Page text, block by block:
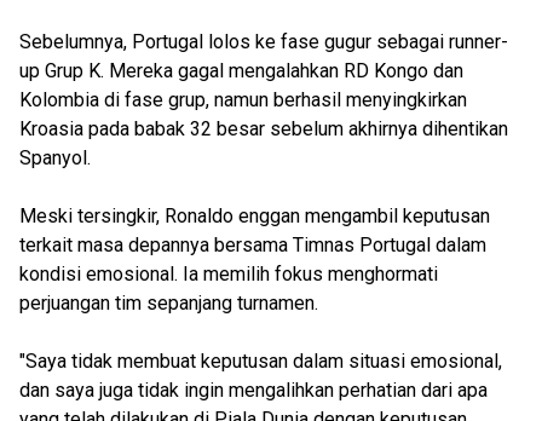
Sebelumnya, Portugal lolos ke fase gugur sebagai runner-
up Grup K. Mereka gagal mengalahkan RD Kongo dan
Kolombia di fase grup, namun berhasil menyingkirkan
Kroasia pada babak 32 besar sebelum akhirnya dihentikan
Spanyol.
Meski tersingkir, Ronaldo enggan mengambil keputusan
terkait masa depannya bersama Timnas Portugal dalam
kondisi emosional. Ia memilih fokus menghormati
perjuangan tim sepanjang turnamen.
"Saya tidak membuat keputusan dalam situasi emosional,
dan saya juga tidak ingin mengalihkan perhatian dari apa